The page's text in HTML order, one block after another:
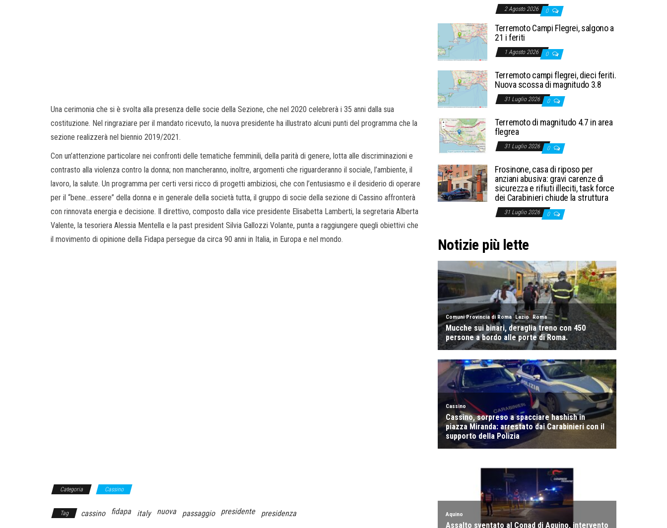
Una cerimonia che si è svolta alla presenza delle socie della Sezione, che nel 2020 celebrerà i 35 anni dalla sua
costituzione. Nel ringraziare per il mandato ricevuto, la nuova presidente ha illustrato alcuni punti del programma che la
sezione realizzerà nel biennio 2019/2021.
Con un’attenzione particolare nei confronti delle tematiche femminili, della parità di genere, lotta alle discriminazioni e
contrasto alla violenza contro la donna; non mancheranno, inoltre, argomenti che riguarderanno il sociale, l’ambiente, il
lavoro, la salute. Un programma per certi versi ricco di progetti ambiziosi, che con l’entusiasmo e il desiderio di operare
per il “bene…essere” della donna e in generale della società tutta, il gruppo di socie della sezione di Cassino affronterà
con rinnovata energia e decisione. Il direttivo, composto dalla vice presidente Elisabetta Lamberti, la segretaria Alberta
Valente, la tesoriera Alessia Mentella e la past president Silvia Gallozzi Volante, punta a raggiungere quegli obiettivi che
il movimento di opinione della Fidapa persegue da circa 90 anni in Italia, in Europa e nel mondo.
Categoria Cassino
Tag cassino fidapa italy nuova passaggio presidente presidenza
2 Agosto 2026 0
Terremoto Campi Flegrei, salgono a
21 i feriti
1 Agosto 2026 0
Terremoto campi flegrei, dieci feriti.
Nuova scossa di magnitudo 3.8
31 Luglio 2026 0
Terremoto di magnitudo 4.7 in area
flegrea
31 Luglio 2026 0
Frosinone, casa di riposo per
anziani abusiva: gravi carenze di
sicurezza e rifiuti illeciti, task force
dei Carabinieri chiude la struttura
31 Luglio 2026 0
Notizie più lette